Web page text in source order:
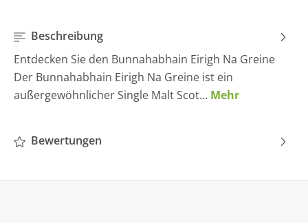
Beschreibung
Entdecken Sie den Bunnahabhain Eirigh Na Greine
Der Bunnahabhain Eirigh Na Greine ist ein
außergewöhnlicher Single Malt Scot… Mehr
Bewertungen